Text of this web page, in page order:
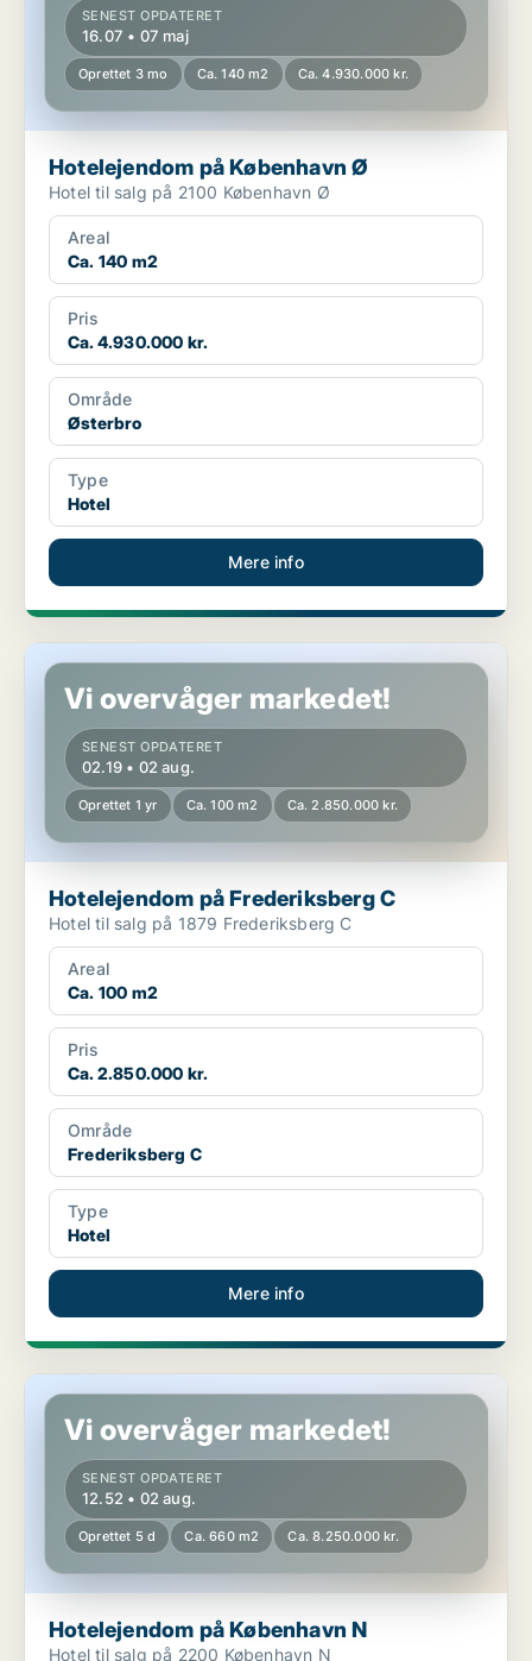
SENEST OPDATERET
16.07 • 07 maj
Oprettet 3 mo Ca. 140 m2 Ca. 4.930.000 kr.
Hotelejendom på København Ø
Hotel til salg på 2100 København Ø
Areal
Ca. 140 m2
Pris
Ca. 4.930.000 kr.
Område
Østerbro
Type
Hotel
Mere info
Hotelejendom på Frederiksberg C
Vi overvåger markedet!
SENEST OPDATERET
02.19 • 02 aug.
Oprettet 1 yr Ca. 100 m2 Ca. 2.850.000 kr.
Hotelejendom på Frederiksberg C
Hotel til salg på 1879 Frederiksberg C
Areal
Ca. 100 m2
Pris
Ca. 2.850.000 kr.
Område
Frederiksberg C
Type
Hotel
Mere info
Hotelejendom på København N
Vi overvåger markedet!
SENEST OPDATERET
12.52 • 02 aug.
Oprettet 5 d Ca. 660 m2 Ca. 8.250.000 kr.
Hotelejendom på København N
Hotel til salg på 2200 København N